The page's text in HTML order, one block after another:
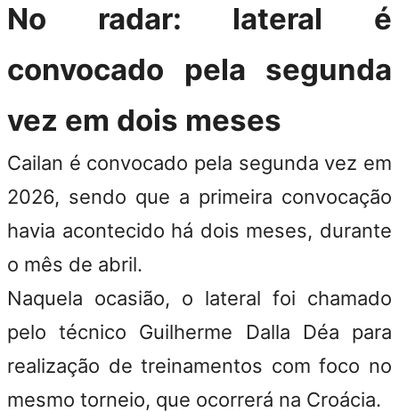
No radar: lateral é
convocado pela segunda
vez em dois meses
Cailan é convocado pela segunda vez em
2026, sendo que a primeira convocação
havia acontecido há dois meses, durante
o mês de abril.
Naquela ocasião, o lateral foi chamado
pelo técnico Guilherme Dalla Déa para
realização de treinamentos com foco no
mesmo torneio, que ocorrerá na Croácia.